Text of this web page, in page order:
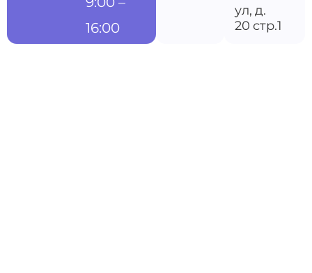
ул, д.
20 стр.1
16:00